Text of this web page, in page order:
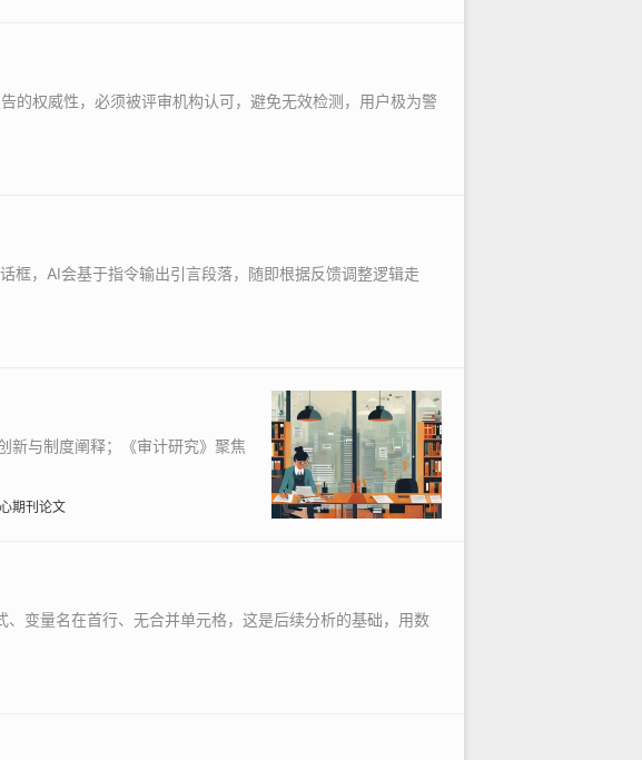
的权威性，必须被评审机构认可，避免无效检测，用户极为警
框，AI会基于指令输出引言段落，随即根据反馈调整逻辑走
新与制度阐释；《审计研究》聚焦
期刊论文
变量名在首行、无合并单元格，这是后续分析的基础，用数